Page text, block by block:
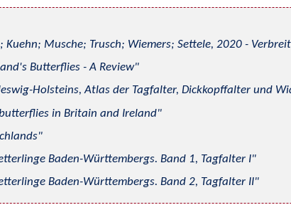
Kuehn; Musche; Trusch; Wiemers; Settele, 2020 -
Butterflies - A Review
Holsteins, Atlas der Tagfalter, Dickkopffalter und
in Britain and Ireland
Baden-Württembergs. Band 1, Tagfalter I
Baden-Württembergs. Band 2, Tagfalter II